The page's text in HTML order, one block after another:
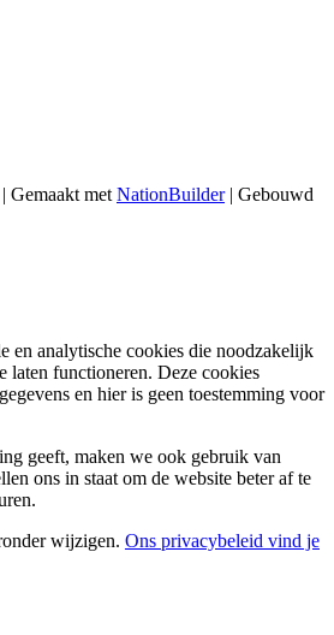
Gemaakt met NationBuilder| Gebouwd
en analytische cookies die noodzakelijk
laten functioneren. Deze cookies
en hier is geen toestemming voor
geeft, maken we ook gebruik van
ons in staat om de website beter af te
wijzigen. Ons privacybeleid vind je